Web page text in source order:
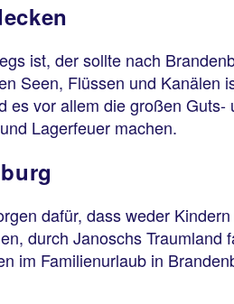
ist, der sollte nach
Seen, Flüssen und Kanälen
vor allem die großen
Lagerfeuer machen.
dafür, dass weder
durch Janoschs Traumland
im Familienurlaub in